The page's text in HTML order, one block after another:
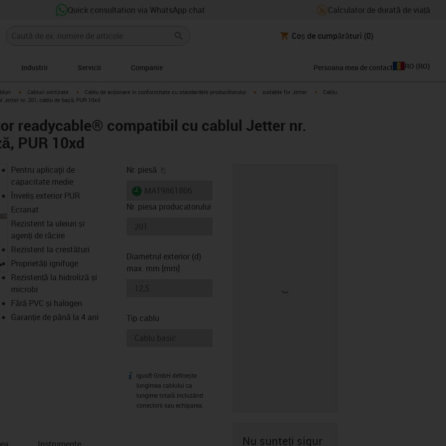
Quick consultation via WhatsApp chat Calculator de durată de viață
Coș de cumpărături (0)
Industrii Servicii Companie Persoana mea de contact RO (RO)
igus-icon-arrow-right
Cabluri sertizate igus-icon-arrow-right
Cablu de acționare in conformitate cu standardele producătorului igus-icon-arrow-right
suitable for Jetter igus-icon-arrow-right
Cablu
nr. 201, cablu de bază, PUR 10xd
readycable® compatibil cu cablul Jetter nr.
PUR 10xd
igus-icon-lupe
Pentru aplicaţii de
capacitate medie
Înveliș exterior PUR
Ecranat
Rezistent la uleiuri și
agenți de răcire
Rezistent la crestături
Proprietăți ignifuge
Rezistență la hidroliză și
microbi
Fără PVC și halogen
Garanție de până la 4 ani
Nr. piesă
igus-icon-lieferzeit
Nr. piesa producatorului
Diametrul exterior (d)
max. mm [mm]
Tip cablu
igus-icon-info
igus® GmbH definește
lungimea cablului ca
lungime totală incluzând
conectorii sau echiparea.
Instrumente
Nu sunteți sigur